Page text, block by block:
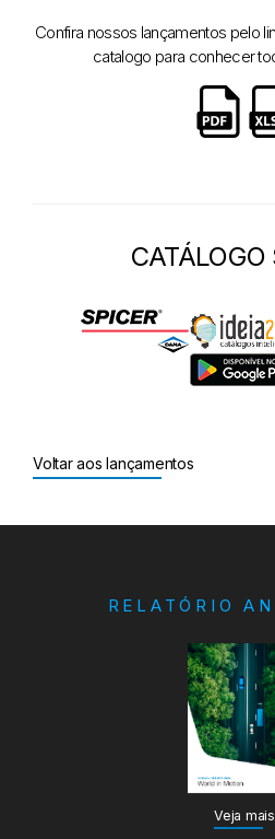
Confira nossos lançamentos pelo
catalogo para conhecer
CATÁLOGO
Voltar aos lançamentos
RELATÓRIO
Veja mais